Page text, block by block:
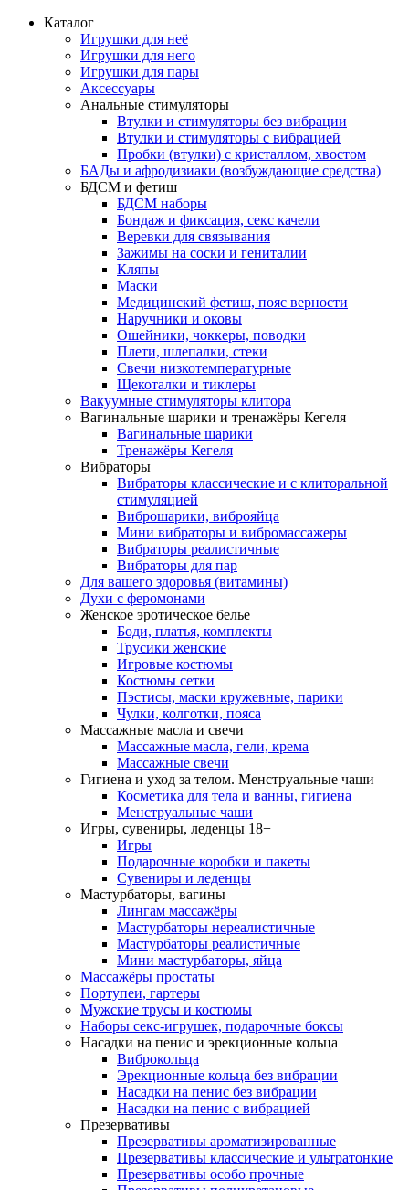
Каталог
Игрушки для неё
Игрушки для него
Игрушки для пары
Аксессуары
Анальные стимуляторы
Втулки и стимуляторы без вибрации
Втулки и стимуляторы с вибрацией
Пробки (втулки) с кристаллом, хвостом
БАДы и афродизиаки (возбуждающие средства)
БДСМ и фетиш
БДСМ наборы
Бондаж и фиксация, секс качели
Веревки для связывания
Зажимы на соски и гениталии
Кляпы
Маски
Медицинский фетиш, пояс верности
Наручники и оковы
Ошейники, чоккеры, поводки
Плети, шлепалки, стеки
Свечи низкотемпературные
Щекоталки и тиклеры
Вакуумные стимуляторы клитора
Вагинальные шарики и тренажёры Кегеля
Вагинальные шарики
Тренажёры Кегеля
Вибраторы
Вибраторы классические и с клиторальной
стимуляцией
Виброшарики, виброяйца
Мини вибраторы и вибромассажеры
Вибраторы реалистичные
Вибраторы для пар
Для вашего здоровья (витамины)
Духи с феромонами
Женское эротическое белье
Боди, платья, комплекты
Трусики женские
Игровые костюмы
Костюмы сетки
Пэстисы, маски кружевные, парики
Чулки, колготки, пояса
Массажные масла и свечи
Массажные масла, гели, крема
Массажные свечи
Гигиена и уход за телом. Менструальные чаши
Косметика для тела и ванны, гигиена
Менструальные чаши
Игры, сувениры, леденцы 18+
Игры
Подарочные коробки и пакеты
Сувениры и леденцы
Мастурбаторы, вагины
Лингам массажёры
Мастурбаторы нереалистичные
Мастурбаторы реалистичные
Мини мастурбаторы, яйца
Массажёры простаты
Портупеи, гартеры
Мужские трусы и костюмы
Наборы секс-игрушек, подарочные боксы
Насадки на пенис и эрекционные кольца
Виброкольца
Эрекционные кольца без вибрации
Насадки на пенис без вибрации
Насадки на пенис с вибрацией
Презервативы
Презервативы ароматизированные
Презервативы классические и ультратонкие
Презервативы особо прочные